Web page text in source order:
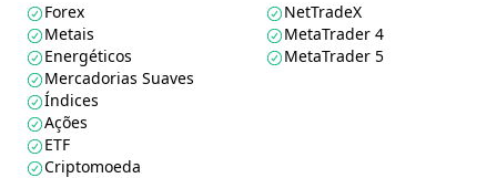
Forex
Metais
Energéticos
Mercadorias Suaves
Índices
Ações
ETF
Criptomoeda
NetTradeX
MetaTrader 4
MetaTrader 5